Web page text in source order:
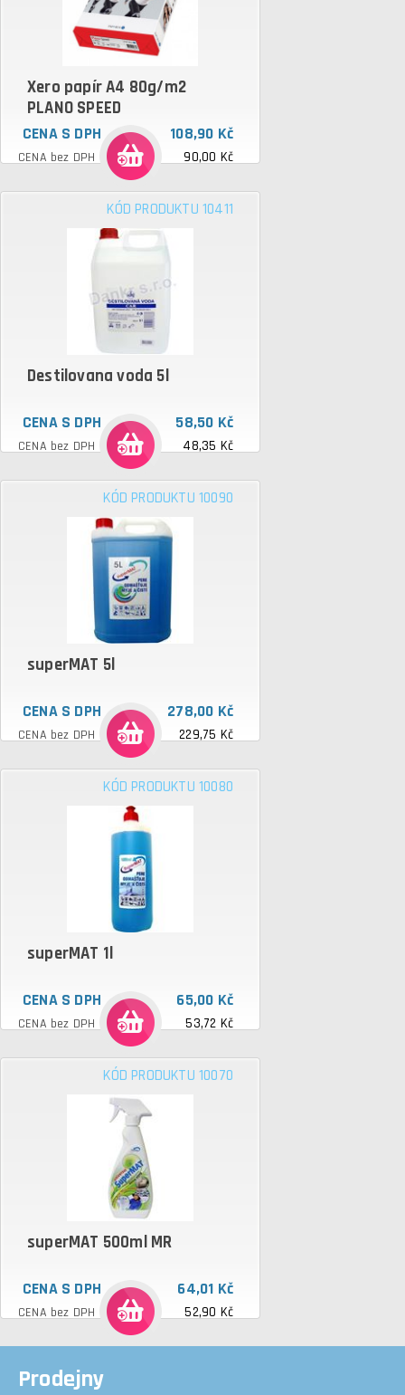
Xero papír A4 80g/m2
PLANO SPEED
CENA S DPH 108,90 Kč
CENA bez DPH 90,00 Kč
KÓD PRODUKTU 10411
Destilovana voda 5l
CENA S DPH 58,50 Kč
CENA bez DPH 48,35 Kč
KÓD PRODUKTU 10090
superMAT 5l
CENA S DPH 278,00 Kč
CENA bez DPH 229,75 Kč
KÓD PRODUKTU 10080
superMAT 1l
CENA S DPH 65,00 Kč
CENA bez DPH 53,72 Kč
KÓD PRODUKTU 10070
superMAT 500ml MR
CENA S DPH 64,01 Kč
CENA bez DPH 52,90 Kč
Prodejny